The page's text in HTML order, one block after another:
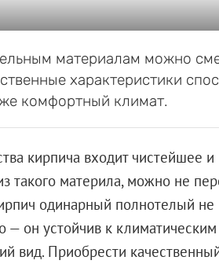
материалам можно
характеристики
комфортный климат.
кирпича входит чистейшее
такого материла, можно не
одинарный полнотелый
— он устойчив к
вид. Приобрести